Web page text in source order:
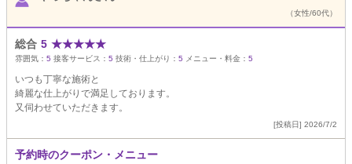
（女性/60代）
総合 5 ★★★★★
雰囲気： 5 接客サービス： 5 技術・仕上がり： 5 メニュー・料金： 5
いつも丁寧な施術と
綺麗な仕上がりで満足しております。
又伺わせていただきます。
[投稿日] 2026/7/2
予約時のクーポン・メニュー